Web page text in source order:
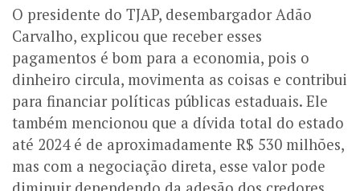
O presidente do TJAP, desembargador Adão
Carvalho, explicou que receber esses
pagamentos é bom para a economia, pois o
dinheiro circula, movimenta as coisas e contribui
para financiar políticas públicas estaduais. Ele
também mencionou que a dívida total do estado
até 2024 é de aproximadamente R$ 530 milhões,
mas com a negociação direta, esse valor pode